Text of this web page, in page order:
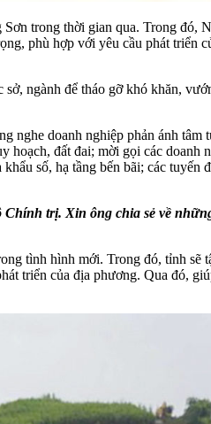
trong thời gian qua. Trong đó,
phù hợp với yêu cầu phát triển
ngành để tháo gỡ khó khăn,
nghe doanh nghiệp phản ánh tâm
hoạch, đất đai; mời gọi các doanh
số, hạ tầng bến bãi; các tuyến
trị. Xin ông chia sẻ về
tình hình mới. Trong đó, tỉnh sẽ
triển của địa phương. Qua đó,